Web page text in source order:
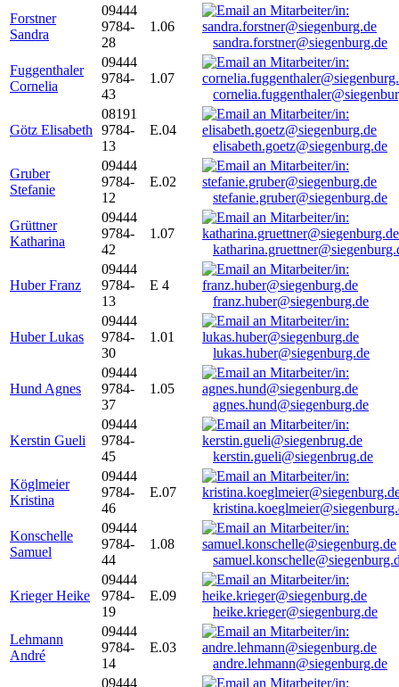
Forstner
Sandra
09444
9784-
28
1.06
sandra.forstner@siegenburg.de
Fuggenthaler
Cornelia
09444
9784-
43
1.07
Götz Elisabeth
08191
9784-
13
E.04
elisabeth.goetz@siegenburg.de
Gruber
Stefanie
09444
9784-
12
E.02
stefanie.gruber@siegenburg.de
Grüttner
Katharina
09444
9784-
42
1.07
Huber Franz
09444
9784-
13
E 4
franz.huber@siegenburg.de
Huber Lukas
09444
9784-
30
1.01
lukas.huber@siegenburg.de
Hund Agnes
09444
9784-
37
1.05
agnes.hund@siegenburg.de
Kerstin Gueli
09444
9784-
45
kerstin.gueli@siegenbrug.de
Köglmeier
Kristina
09444
9784-
46
E.07
Konschelle
Samuel
09444
9784-
44
1.08
Krieger Heike
09444
9784-
19
E.09
heike.krieger@siegenburg.de
Lehmann
André
09444
9784-
14
E.03
andre.lehmann@siegenburg.de
09444